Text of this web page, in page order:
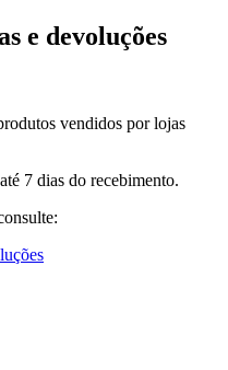
e devoluções
vendidos por lojas
7 dias do recebimento.